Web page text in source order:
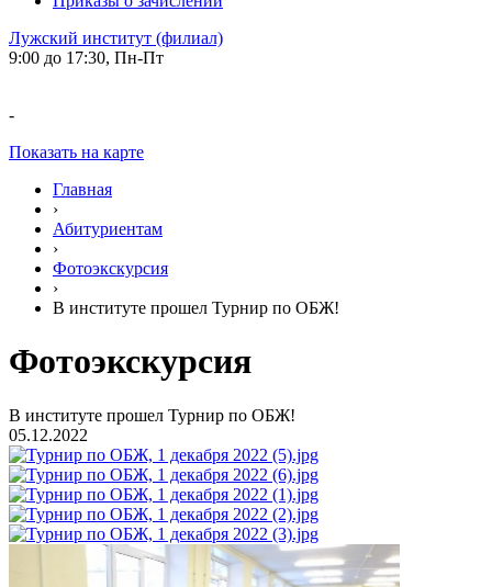
Лужский институт (филиал)
9:00 до 17:30, Пн-Пт
-
Показать на карте
Главная
›
Абитуриентам
›
Фотоэкскурсия
›
В институте прошел Турнир по ОБЖ!
Фотоэкскурсия
В институте прошел Турнир по ОБЖ!
05.12.2022